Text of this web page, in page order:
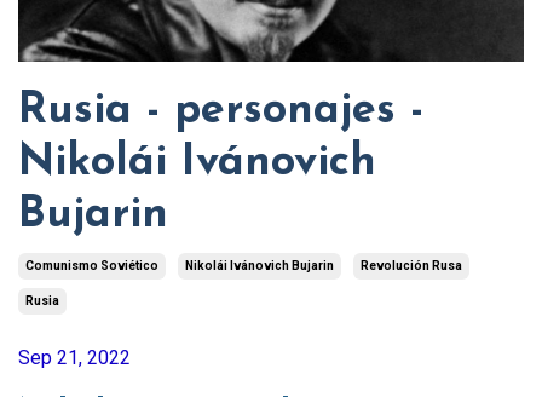
Rusia - personajes -
Nikolái Ivánovich
Bujarin
Comunismo Soviético Nikolái Ivánovich Bujarin Revolución Rusa
Rusia
Sep 21, 2022